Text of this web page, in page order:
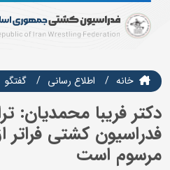
خانه اطلاع رسانی گفتگو
دکتر فریبا محمدیان:
فدراسیون کشتی فراتر
مرسوم است